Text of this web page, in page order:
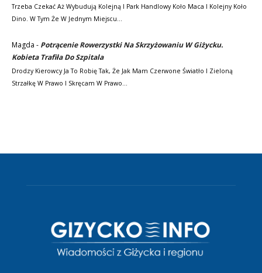
Trzeba Czekać Aż Wybudują Kolejną I Park Handlowy Koło Maca I Kolejny Koło
Dino. W Tym Że W Jednym Miejscu…
Magda - Potrącenie Rowerzystki Na Skrzyżowaniu W Giżycku.
Kobieta Trafiła Do Szpitala
Drodzy Kierowcy Ja To Robię Tak, Że Jak Mam Czerwone Światło I Zieloną
Strzałkę W Prawo I Skręcam W Prawo…